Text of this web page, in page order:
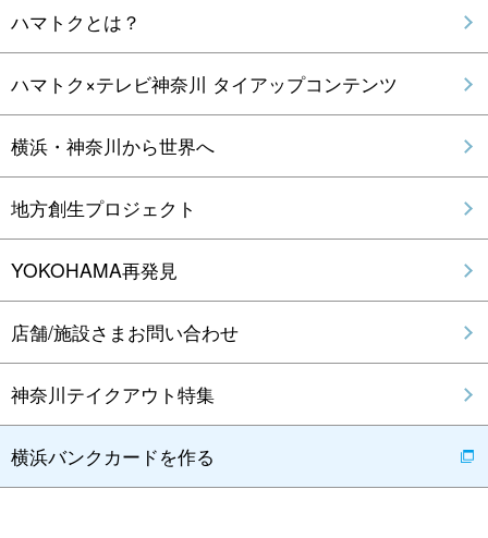
ハマトクとは？
ハマトク×テレビ神奈川 タイアップコンテンツ
横浜・神奈川から世界へ
地方創生プロジェクト
YOKOHAMA再発見
店舗/施設さまお問い合わせ
神奈川テイクアウト特集
横浜バンクカードを作る